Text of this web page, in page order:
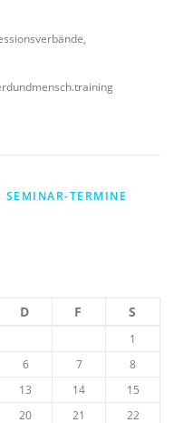
, SEMINAR-TERMINE
D F S
1
6 7
8
13 14
15
20 21
22